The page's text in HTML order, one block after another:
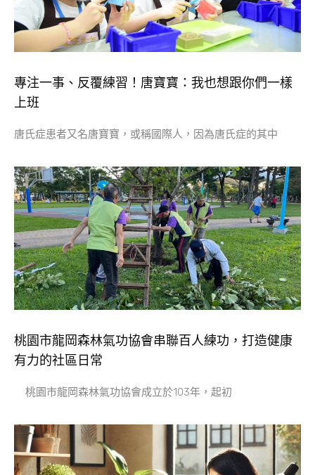
專注一事、反覆練習！唐寶寶：我也想跟你們一樣
上班
唐氏症患者又名唐寶寶，或稱國際人，因為唐氏症的其中
桃園市龍岡森林氣功協會串聯百人練功，打造健康
有力的社區日常
桃園市龍岡森林氣功協會成立於103年，起初